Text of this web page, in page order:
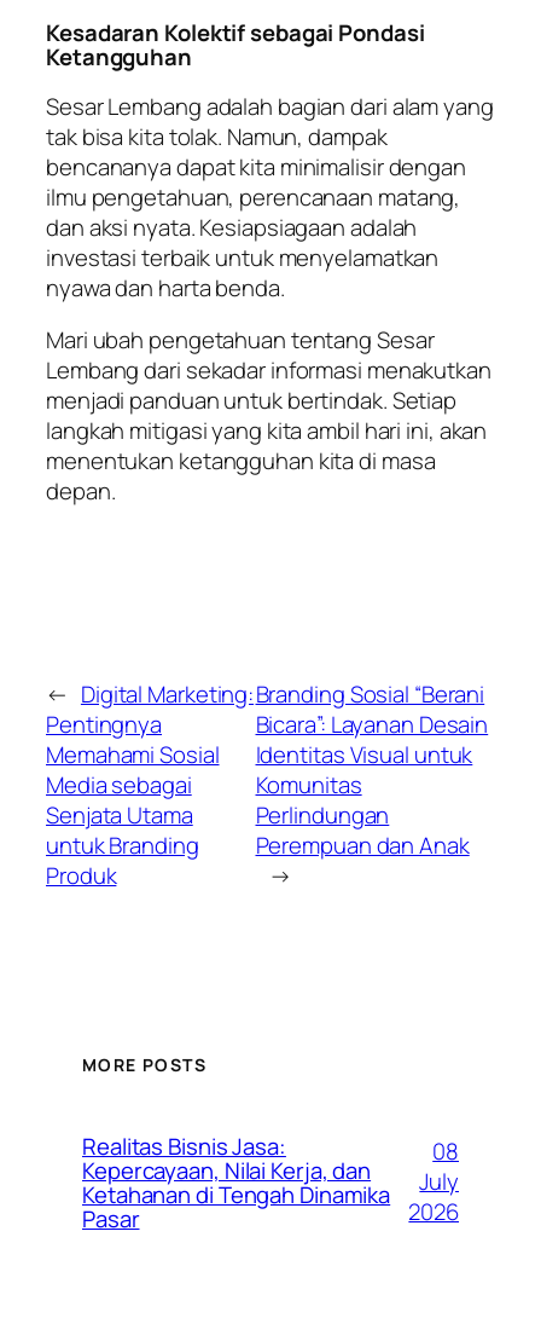
Kesadaran Kolektif sebagai Pondasi
Ketangguhan
Sesar Lembang adalah bagian dari alam yang
tak bisa kita tolak. Namun, dampak
bencananya dapat kita minimalisir dengan
ilmu pengetahuan, perencanaan matang,
dan aksi nyata. Kesiapsiagaan adalah
investasi terbaik untuk menyelamatkan
nyawa dan harta benda.
Mari ubah pengetahuan tentang Sesar
Lembang dari sekadar informasi menakutkan
menjadi panduan untuk bertindak. Setiap
langkah mitigasi yang kita ambil hari ini, akan
menentukan ketangguhan kita di masa
depan.
← Digital Marketing:
Pentingnya
Memahami Sosial
Media sebagai
Senjata Utama
untuk Branding
Produk
Branding Sosial “Berani
Bicara”: Layanan Desain
Identitas Visual untuk
Komunitas
Perlindungan
Perempuan dan Anak
→
MORE POSTS
Realitas Bisnis Jasa:
Kepercayaan, Nilai Kerja, dan
Ketahanan di Tengah Dinamika
Pasar
08
July
2026